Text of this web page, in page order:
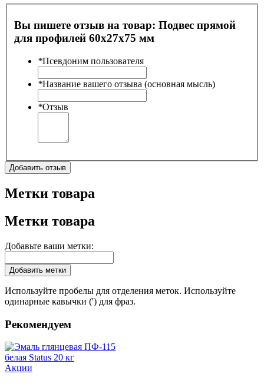
Вы пишете отзыв на товар: Подвес прямой
для профилей 60х27х75 мм
*Псевдоним пользователя
*Название вашего отзыва (основная мысль)
*Отзыв
Добавить отзыв
Метки товара
Метки товара
Добавьте ваши метки:
Добавить метки
Используйте пробелы для отделения меток. Используйте
одинарные кавычки (') для фраз.
Рекомендуем
Акции